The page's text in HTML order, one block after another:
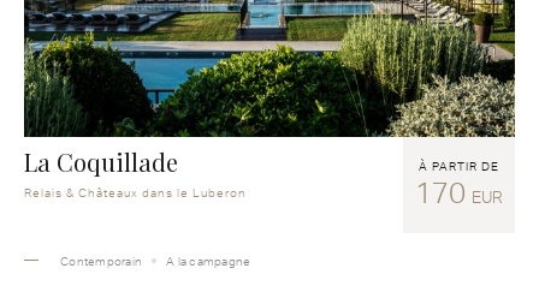
La Coquillade
Relais & Châteaux dans le Luberon
À PARTIR DE
170 EUR
Contemporain A la campagne